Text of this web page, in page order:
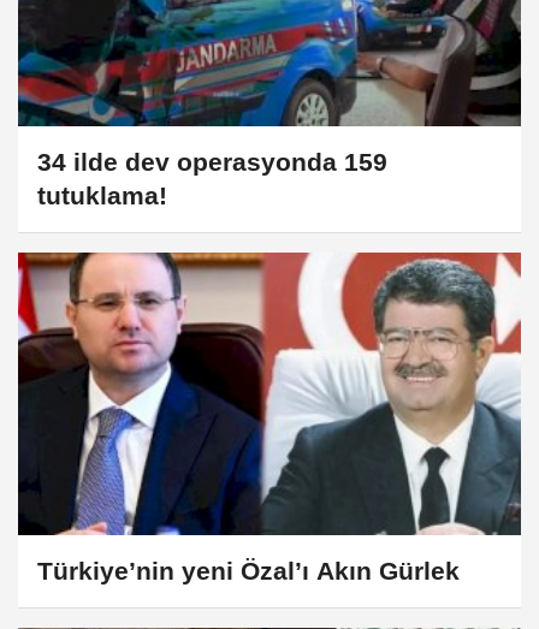
34 ilde dev operasyonda 159
tutuklama!
Türkiye’nin yeni Özal’ı Akın Gürlek